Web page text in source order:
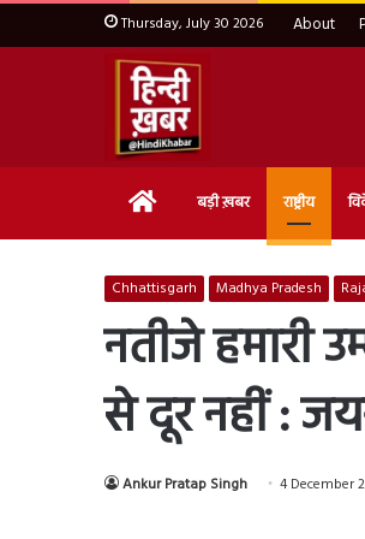
Thursday, July 30 2026 About
Home बड़ी ख़बर राष्ट्रीय
Chhattisgarh Madhya Pradesh
नतीजे हमारी
से दूर नहीं :
Ankur Pratap Singh 4 December